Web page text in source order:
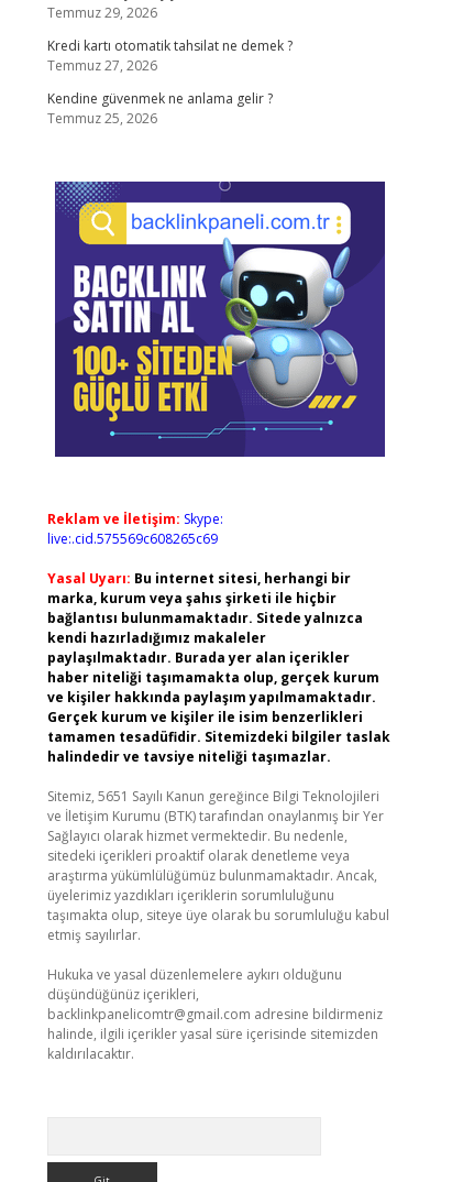
Temmuz 29, 2026
Kredi kartı otomatik tahsilat ne demek ?
Temmuz 27, 2026
Kendine güvenmek ne anlama gelir ?
Temmuz 25, 2026
Reklam ve İletişim: Skype:
live:.cid.575569c608265c69
Yasal Uyarı: Bu internet sitesi, herhangi bir
marka, kurum veya şahıs şirketi ile hiçbir
bağlantısı bulunmamaktadır. Sitede yalnızca
kendi hazırladığımız makaleler
paylaşılmaktadır. Burada yer alan içerikler
haber niteliği taşımamakta olup, gerçek kurum
ve kişiler hakkında paylaşım yapılmamaktadır.
Gerçek kurum ve kişiler ile isim benzerlikleri
tamamen tesadüfidir. Sitemizdeki bilgiler taslak
halindedir ve tavsiye niteliği taşımazlar.
Sitemiz, 5651 Sayılı Kanun gereğince Bilgi Teknolojileri
ve İletişim Kurumu (BTK) tarafından onaylanmış bir Yer
Sağlayıcı olarak hizmet vermektedir. Bu nedenle,
sitedeki içerikleri proaktif olarak denetleme veya
araştırma yükümlülüğümüz bulunmamaktadır. Ancak,
üyelerimiz yazdıkları içeriklerin sorumluluğunu
taşımakta olup, siteye üye olarak bu sorumluluğu kabul
etmiş sayılırlar.
Hukuka ve yasal düzenlemelere aykırı olduğunu
düşündüğünüz içerikleri,
backlinkpanelicomtr@gmail.com adresine bildirmeniz
halinde, ilgili içerikler yasal süre içerisinde sitemizden
kaldırılacaktır.